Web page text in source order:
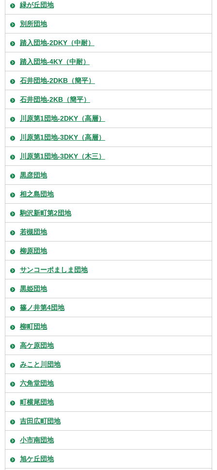
緑が丘団地
別所団地
踏入団地-2DKY（中耐）
踏入団地-4KY（中耐）
石井団地-2DKB（簡平）
石井団地-2KB（簡平）
川原第1団地-2DKY（高層）
川原第1団地-3DKY（高層）
川原第1団地-3DKY（木三）
黒彦団地
相之島団地
駒沢新町第2団地
若槻団地
柳原団地
サンコーポましま団地
黒姫団地
篠ノ井第4団地
柳町団地
高ケ原団地
みこと川団地
六角堂団地
町横尾団地
吉田広町団地
小市南団地
旭ケ丘団地